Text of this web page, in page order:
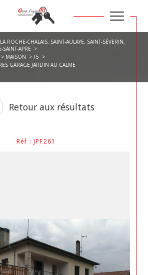
ROCHE-CHALAIS, SAINT-AULAYE, SAINT-SÉVERIN,
SAINT-APRE
MAISON
T5
GARAGE JARDIN AU CALME
Retour aux résultats
Réf : JPF261